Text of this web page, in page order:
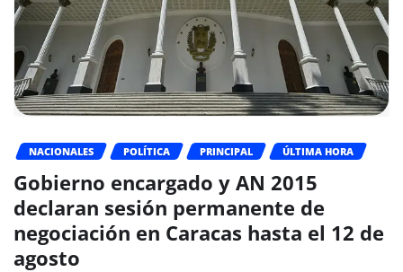
NACIONALES POLÍTICA PRINCIPAL ÚLTIMA HORA
Gobierno encargado y AN 2015
declaran sesión permanente de
negociación en Caracas hasta el 12 de
agosto